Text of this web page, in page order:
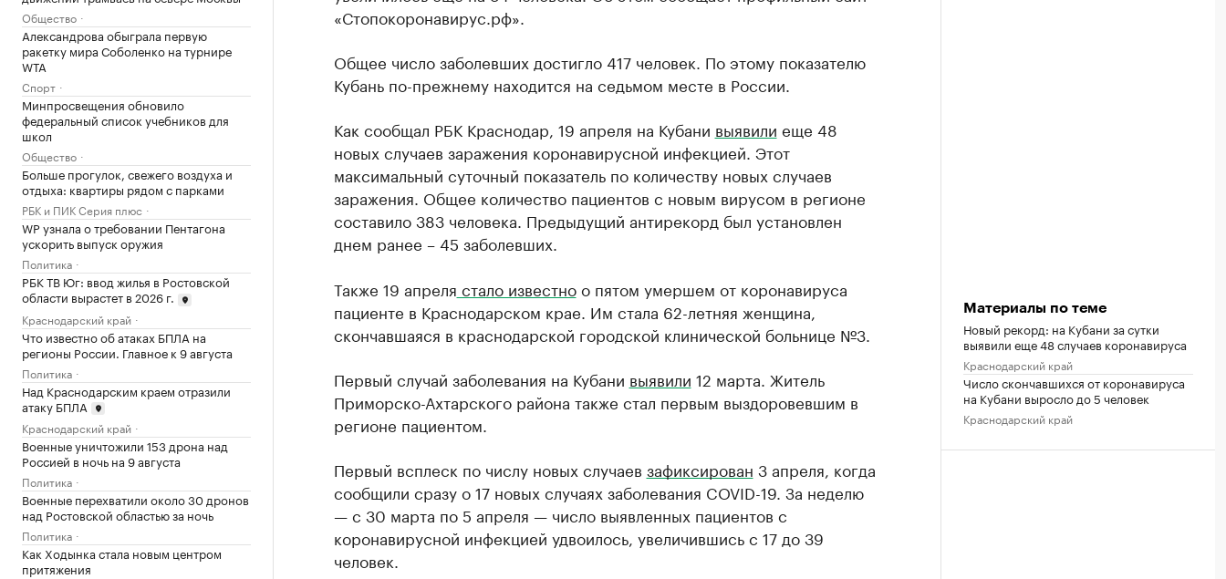
Общество
Александрова обыграла первую
ракетку мира Соболенко на турнире
WTA
Спорт
Минпросвещения обновило
федеральный список учебников для
школ
Общество
Больше прогулок, свежего воздуха и
отдыха: квартиры рядом с парками
РБК и ПИК Серия плюс
WP узнала о требовании Пентагона
ускорить выпуск оружия
Политика
РБК ТВ Юг: ввод жилья в Ростовской
области вырастет в 2026 г.
Краснодарский край
Что известно об атаках БПЛА на
регионы России. Главное к 9 августа
Политика
Над Краснодарским краем отразили
атаку БПЛА
Краснодарский край
Военные уничтожили 153 дрона над
Россией в ночь на 9 августа
Политика
Военные перехватили около 30 дронов
над Ростовской областью за ночь
Политика
Как Ходынка стала новым центром
притяжения
«Стопокоронавирус.рф».
Общее число заболевших достигло 417 человек. По этому показателю
Кубань по-прежнему находится на седьмом месте в России.
Как сообщал РБК Краснодар, 19 апреля на Кубани выявили еще 48
новых случаев заражения коронавирусной инфекцией. Этот
максимальный суточный показатель по количеству новых случаев
заражения. Общее количество пациентов с новым вирусом в регионе
составило 383 человека. Предыдущий антирекорд был установлен
днем ранее – 45 заболевших.
Также 19 апреля стало известноо пятом умершем от коронавируса
пациенте в Краснодарском крае. Им стала 62-летняя женщина,
скончавшаяся в краснодарской городской клинической больнице №3.
Первый случай заболевания на Кубани выявили 12 марта. Житель
Приморско-Ахтарского района также стал первым выздоровевшим в
регионе пациентом.
Первый всплеск по числу новых случаев зафиксирован 3 апреля, когда
сообщили сразу о 17 новых случаях заболевания COVID-19. За неделю
— с 30 марта по 5 апреля — число выявленных пациентов с
коронавирусной инфекцией удвоилось, увеличившись с 17 до 39
человек.
Материалы по теме
Новый рекорд: на Кубани за сутки
выявили еще 48 случаев коронавируса
Краснодарский край
Число скончавшихся от коронавируса
на Кубани выросло до 5 человек
Краснодарский край